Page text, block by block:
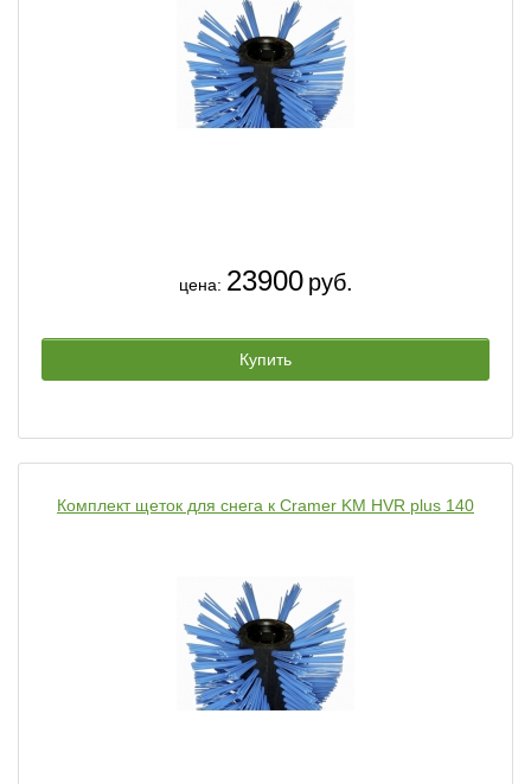
цена: 23900 руб.
Купить
Комплект щеток для снега к Cramer KM HVR plus 140